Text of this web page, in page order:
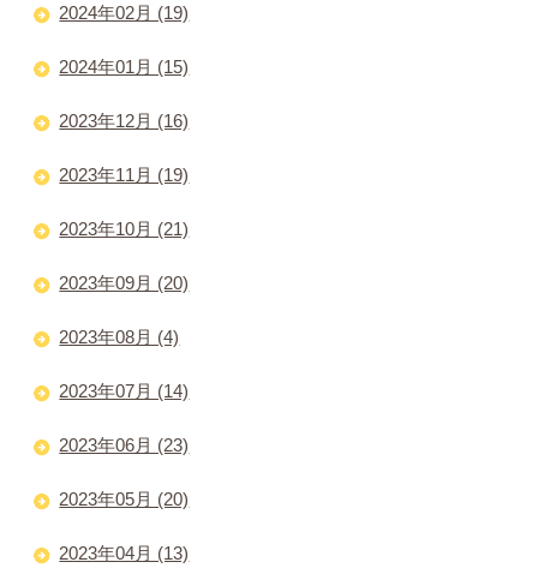
2024年02月 (19)
2024年01月 (15)
2023年12月 (16)
2023年11月 (19)
2023年10月 (21)
2023年09月 (20)
2023年08月 (4)
2023年07月 (14)
2023年06月 (23)
2023年05月 (20)
2023年04月 (13)